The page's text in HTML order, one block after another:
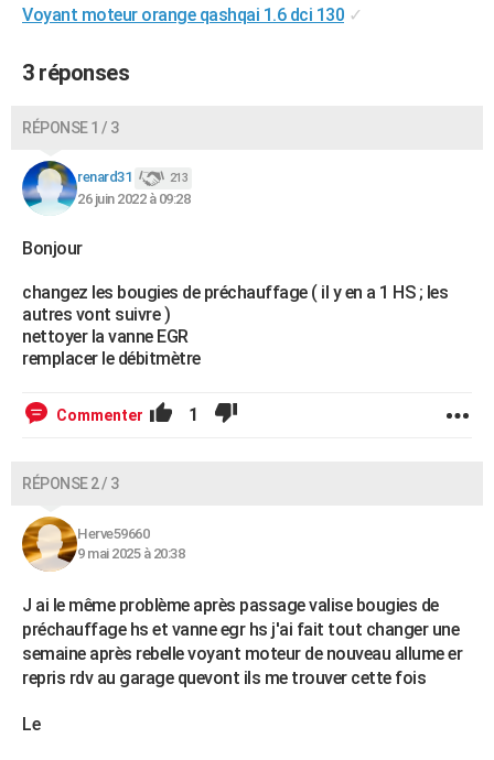
FORUM
Voyant moteur orange qashqai 1.6 dci 130 ✓
3 réponses
RÉPONSE 1 / 3
renard31 213
26 juin 2022 à 09:28
Bonjour
changez les bougies de préchauffage ( il y en a 1 HS ; les
autres vont suivre )
nettoyer la vanne EGR
remplacer le débitmètre
Commenter 1
RÉPONSE 2 / 3
Herve59660
9 mai 2025 à 20:38
J ai le même problème après passage valise bougies de
préchauffage hs et vanne egr hs j'ai fait tout changer une
semaine après rebelle voyant moteur de nouveau allume er
repris rdv au garage quevont ils me trouver cette fois
Le